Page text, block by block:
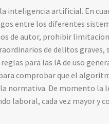
inteligencia artificial. En
entre los diferentes
de autor, prohibir
de delitos graves,
para las IA de uso
comprobar que el
normativa. De momento la
laboral, cada vez mayor y